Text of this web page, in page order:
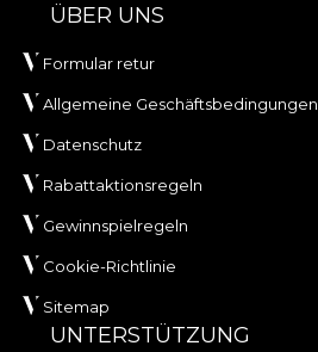
ÜBER UNS
Formular retur
Allgemeine Geschäftsbedingungen
Datenschutz
Rabattaktionsregeln
Gewinnspielregeln
Cookie-Richtlinie
Sitemap
UNTERSTÜTZUNG